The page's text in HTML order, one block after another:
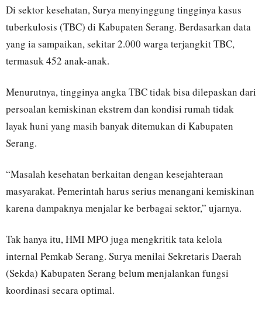
Di sektor kesehatan, Surya menyinggung tingginya kasus
tuberkulosis (TBC) di Kabupaten Serang. Berdasarkan data
yang ia sampaikan, sekitar 2.000 warga terjangkit TBC,
termasuk 452 anak-anak.
Menurutnya, tingginya angka TBC tidak bisa dilepaskan dari
persoalan kemiskinan ekstrem dan kondisi rumah tidak
layak huni yang masih banyak ditemukan di Kabupaten
Serang.
“Masalah kesehatan berkaitan dengan kesejahteraan
masyarakat. Pemerintah harus serius menangani kemiskinan
karena dampaknya menjalar ke berbagai sektor,” ujarnya.
Tak hanya itu, HMI MPO juga mengkritik tata kelola
internal Pemkab Serang. Surya menilai Sekretaris Daerah
(Sekda) Kabupaten Serang belum menjalankan fungsi
koordinasi secara optimal.